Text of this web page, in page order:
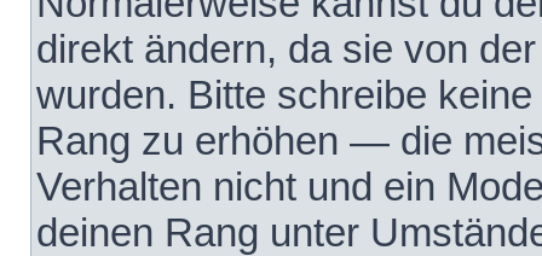
direkt ändern, da sie von
wurden. Bitte schreibe
Rang zu erhöhen — die
Verhalten nicht und ein
deinen Rang unter